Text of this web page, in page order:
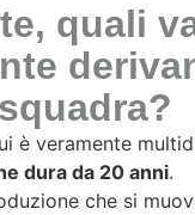
quali
è veramente
dura da 20 anni.
che si